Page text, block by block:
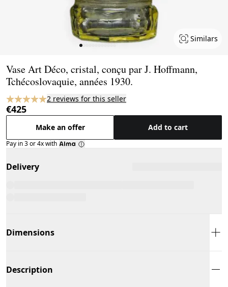
Similars
Vase Art Déco, cristal, conçu par J. Hoffmann,
Tchécoslovaquie, années 1930.
2 reviews for this seller
€425
Make an offer Add to cart
Pay in 3 or 4x with
Delivery
Dimensions
Description